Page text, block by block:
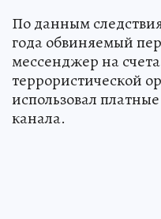
По данным
года обвиняемый
мессенджер на
террористической
использовал
канала.